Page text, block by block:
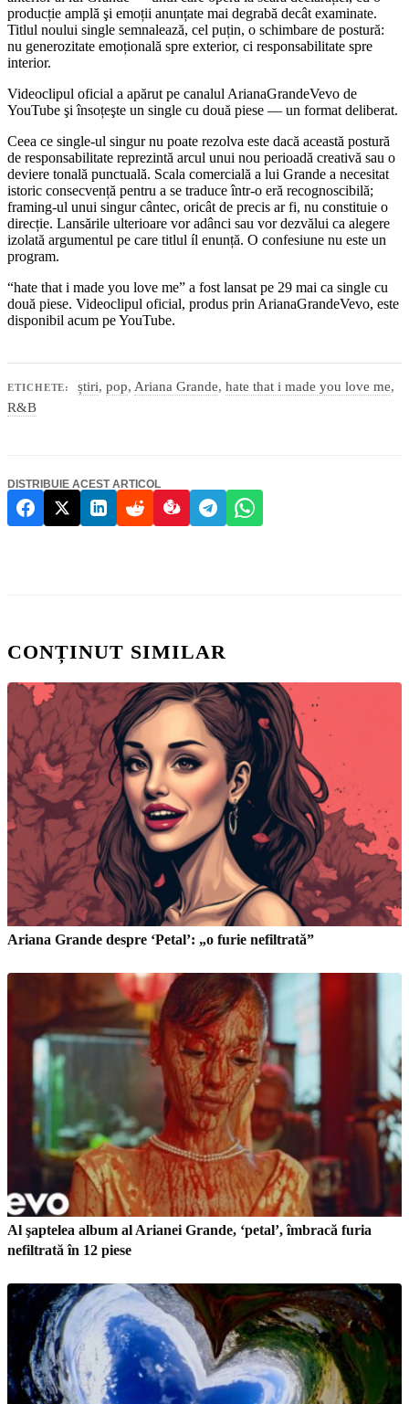
producție amplă şi emoții anunțate mai degrabă decât examinate.
Titlul noului single semnalează, cel puțin, o schimbare de postură:
nu generozitate emoțională spre exterior, ci responsabilitate spre
interior.
Videoclipul oficial a apărut pe canalul ArianaGrandeVevo de
YouTube şi însoțeşte un single cu două piese — un format deliberat.
Ceea ce single-ul singur nu poate rezolva este dacă această postură
de responsabilitate reprezintă arcul unui nou perioadă creativă sau o
deviere tonală punctuală. Scala comercială a lui Grande a necesitat
istoric consecvență pentru a se traduce într-o eră recognoscibilă;
framing-ul unui singur cântec, oricât de precis ar fi, nu constituie o
direcție. Lansările ulterioare vor adânci sau vor dezvălui ca alegere
izolată argumentul pe care titlul íl enunță. O confesiune nu este un
program.
“hate that i made you love me” a fost lansat pe 29 mai ca single cu
două piese. Videoclipul oficial, produs prin ArianaGrandeVevo, este
disponibil acum pe YouTube.
ETICHETE: știri, pop, Ariana Grande, hate that i made you love me,
R&B
DISTRIBUIE ACEST ARTICOL
CONȚINUT SIMILAR
Ariana Grande despre ‘Petal’: „o furie nefiltrată”
Al şaptelea album al Arianei Grande, ‘petal’, îmbracă furia
nefiltrată în 12 piese